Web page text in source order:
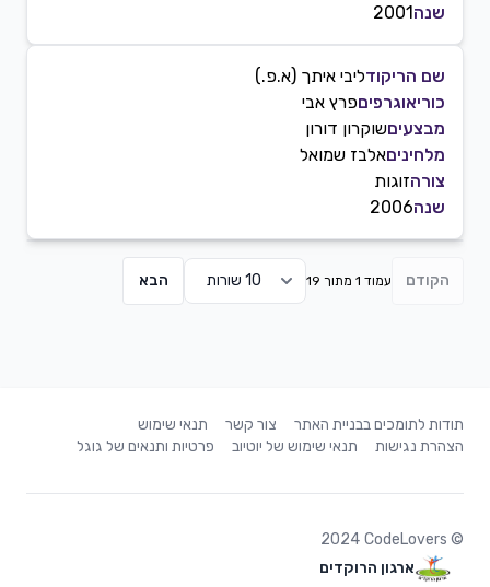
שנה2001
שם הריקודליבי איתך (א.פ.)
כוריאוגרפיםפרץ אבי
מבצעיםשוקרון דורון
מלחיניםאלבז שמואל
צורהזוגות
שנה2006
הקודם עמוד 1 מתוך 19 הבא
תודות לתומכים בבניית האתר צור קשר
תנאי שימוש
הצהרת נגישות
תנאי שימוש של יוטיוב פרטיות ותנאים של גוגל
©
2024 CodeLovers
ארגון הרוקדים